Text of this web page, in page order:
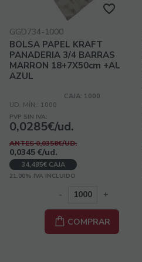
GGD734-1000
BOLSA PAPEL KRAFT
PANADERIA 3/4 BARRAS
MARRON 18+7X50cm +AL
AZUL
CAJA: 1000
UD. MÍN.: 1000
PVP SIN IVA:
0,0285€/ud.
ANTES 0,0358€/UD.
0,0345 €/ud.
34,485€ CAJA
21.00% IVA INCLUIDO
- +
COMPRAR